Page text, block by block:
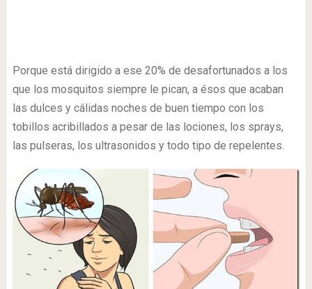
Porque está dirigido a ese 20% de desafortunados a los
que los mosquitos siempre le pican, a ésos que acaban
las dulces y cálidas noches de buen tiempo con los
tobillos acribillados a pesar de las lociones, los sprays,
las pulseras, los ultrasonidos y todo tipo de repelentes.